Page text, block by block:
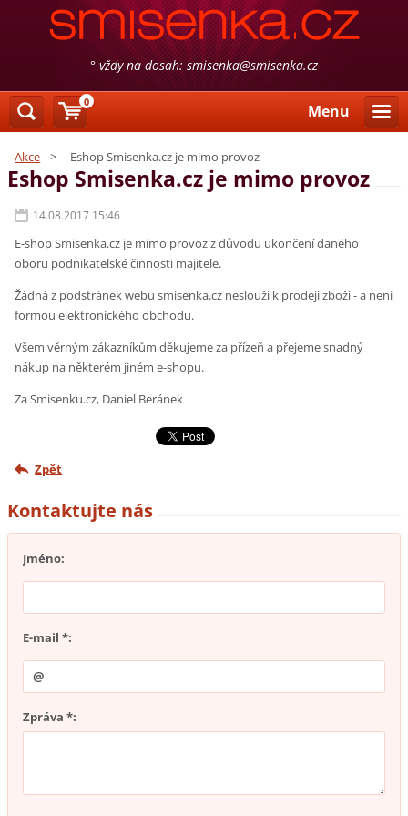
° vždy na dosah: smisenka@smisenka.cz
Menu
Akce > Eshop Smisenka.cz je mimo provoz
Eshop Smisenka.cz je mimo provoz
14.08.2017 15:46
E-shop Smisenka.cz je mimo provoz z důvodu ukončení daného
oboru podnikatelské činnosti majitele.
Žádná z podstránek webu smisenka.cz neslouží k prodeji zboží - a není
formou elektronického obchodu.
Všem věrným zákazníkům děkujeme za přízeň a přejeme snadný
nákup na některém jiném e-shopu.
Za Smisenku.cz, Daniel Beránek
Zpět
Kontaktujte nás
Jméno:
E-mail *:
Zpráva *:
0